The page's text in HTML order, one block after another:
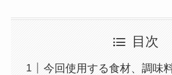
目次
今回使用する食材、調味